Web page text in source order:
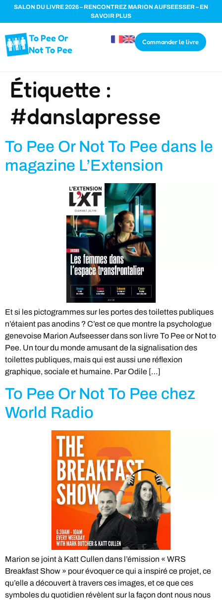
SALON DU LIVRE 2026 – RENCONTREZ MARION AUFSEESSER – EN
SAVOIR PLUS
To Pee Or
Not To Pee
Commander le livre
Étiquette :
#danslapresse
To Pee Or Not To Pee dans le
magazine L’Extension
Et si les pictogrammes sur les portes des toilettes publiques
n’étaient pas anodins ? C’est ce que montre la psychologue
genevoise Marion Aufseesser dans son livre To Pee or Not to
Pee. Un tour du monde amusant de la signalisation des
toilettes publiques, mais qui est aussi une réflexion
graphique, sociale et humaine. Par Odile […]
To Pee Or Not To Pee chez
World Radio
Marion se joint à Katt Cullen dans l’émission « WRS
Breakfast Show » pour évoquer ce qui a inspiré ce projet, ce
qu’elle a découvert à travers ces images, et ce que ces
symboles du quotidien révèlent sur la façon dont nous nous